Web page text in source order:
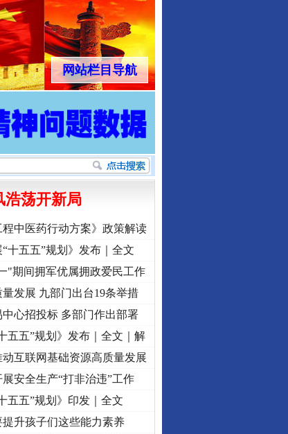
网站栏目导航
奋进复兴征程丨“转折之城”激荡..
浩荡开新局
程中医药行动方案》政策解读
“十五五”规划》发布｜全文
"期间拥军优属拥政爱民工作
发展 九部门出台19条举措
心招投标 多部门作出部署
五五”规划》发布｜全文｜解
互联网基础资源高质量发展
安全生产“打非治违”工作
五五”规划》印发｜全文
升孩子们这些能力素养